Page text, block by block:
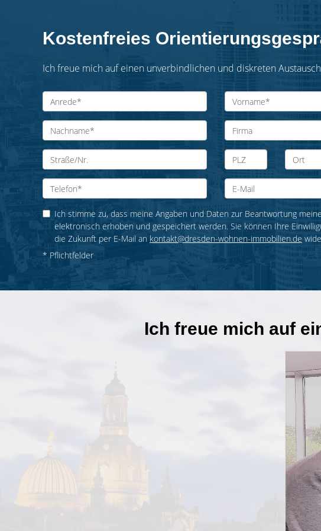
Kostenfreies
Ich freue mich auf einen unverbindlichen und diskreten
Ich stimme zu, dass meine Angaben und Daten zur Beantwortung
elektronisch erhoben und gespeichert werden. Sie können Ihre
die Zukunft per E-Mail an kontakt@dresden-wohnen-immobilien.de
* Pflichtfelder
Ich freue mich auf